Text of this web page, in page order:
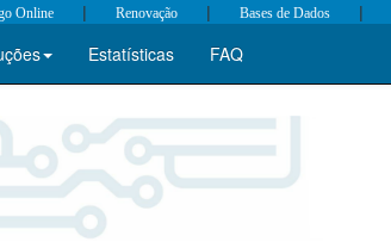
Online | Renovação | Bases de Dados |
Estatísticas FAQ